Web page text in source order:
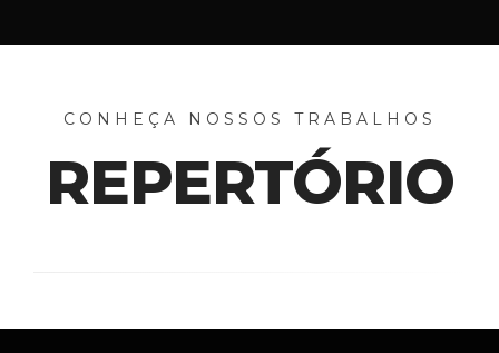
CONHEÇA NOSSOS TRABALHOS
REPERTÓRIO